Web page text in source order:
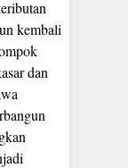
kembali
dan